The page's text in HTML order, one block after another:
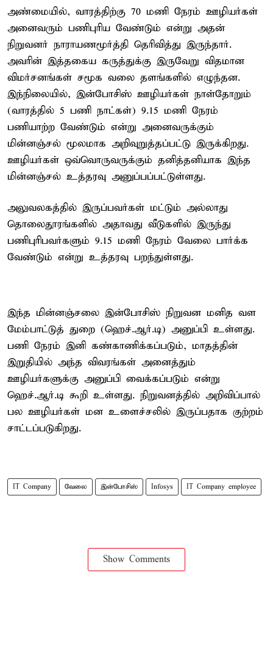
அண்மையில், வாரத்திற்கு 70 மணி நேரம் ஊழியர்கள்
அனைவரும் பணிபுரிய வேண்டும் என்று அதன்
நிறுவனர் நாராயணமூர்த்தி தெரிவித்து இருந்தார்.
அவரின் இத்தகைய கருத்துக்கு இருவேறு விதமான
விமர்சனங்கள் சமூக வலை தளங்களில் எழுந்தன.
இந்நிலையில், இன்போசிஸ் ஊழியர்கள் நாள்தோறும்
(வாரத்தில் 5 பணி நாட்கள்) 9.15 மணி நேரம்
பணியாற்ற வேண்டும் என்று அனைவருக்கும்
மின்னஞ்சல் மூலமாக அறிவுறுத்தப்பட்டு இருக்கிறது.
ஊழியர்கள் ஒவ்வொருவருக்கும் தனித்தனியாக இந்த
மின்னஞ்சல் உத்தரவு அனுப்பப்பட்டுள்ளது.
அலுவலகத்தில் இருப்பவர்கள் மட்டும் அல்லாது
தொலைதூரங்களில் அதாவது வீடுகளில் இருந்து
பணிபுரிபவர்களும் 9.15 மணி நேரம் வேலை பார்க்க
வேண்டும் என்று உத்தரவு பறந்துள்ளது.
இந்த மின்னஞ்சலை இன்போசிஸ் நிறுவன மனித வள
மேம்பாட்டுத் துறை (ஹெச்.ஆர்.டி) அனுப்பி உள்ளது.
பணி நேரம் இனி கண்காணிக்கப்படும், மாதத்தின்
இறுதியில் அந்த விவரங்கள் அனைத்தும்
ஊழியர்களுக்கு அனுப்பி வைக்கப்படும் என்று
ஹெச்.ஆர்.டி கூறி உள்ளது. நிறுவனத்தில் அறிவிப்பால்
பல ஊழியர்கள் மன உளைச்சலில் இருப்பதாக குற்றம்
சாட்டப்படுகிறது.
IT Company வேலை இன்போசிஸ் Infosys IT Company employee
Show Comments